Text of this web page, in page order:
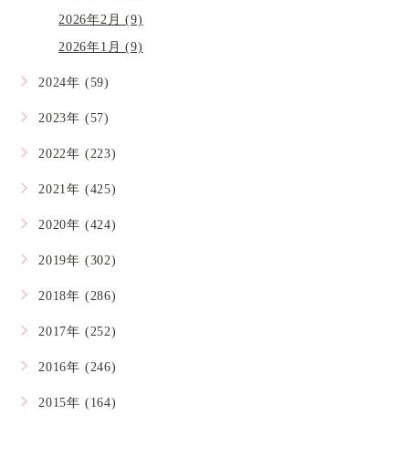
2026年2月 (9)
2026年1月 (9)
2024年 (59)
2023年 (57)
2022年 (223)
2021年 (425)
2020年 (424)
2019年 (302)
2018年 (286)
2017年 (252)
2016年 (246)
2015年 (164)